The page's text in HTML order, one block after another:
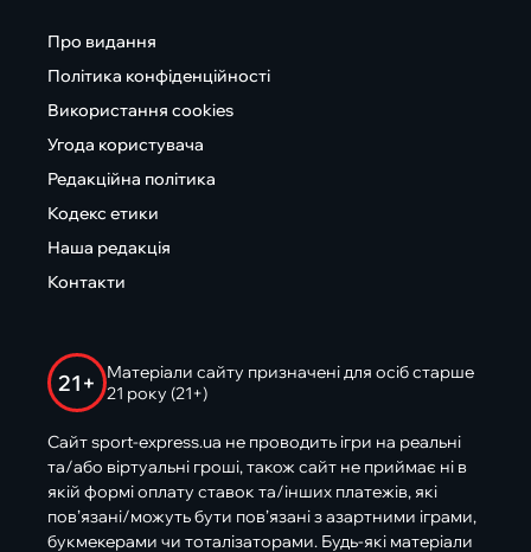
Про видання
Політика конфіденційності
Використання cookies
Угода користувача
Редакційна політика
Кодекс етики
Наша редакція
Контакти
21+
Матеріали сайту призначені для осіб старше
21 року (21+)
Сайт sport-express.ua не проводить ігри на реальні
та/або віртуальні гроші, також сайт не приймає ні в
якій формі оплату ставок та/інших платежів, які
пов’язані/можуть бути пов’язані з азартними іграми,
букмекерами чи тоталізаторами. Будь-які матеріали